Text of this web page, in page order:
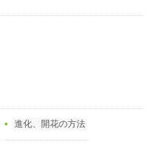
進化、開花の方法